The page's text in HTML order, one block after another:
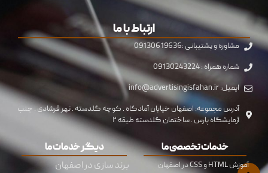
ارتباط با ما
مشاوره و پشتیبانی :09130619636
شماره همراه : 09130243224
ایمیل: info@advertisingisfahan.ir
آدرس مجموعه: اصفهان خیابان آمادگاه . کوچه گلدسته . نهر فرشادی . جنب
آزمایشگاه پارس . ساختمان گلدسته طبقه ۲
خدمات تخصصی ما
آموزش HTML و CSS در اصفهان
دیگر خدمات ما
برند سازی در اصفهان